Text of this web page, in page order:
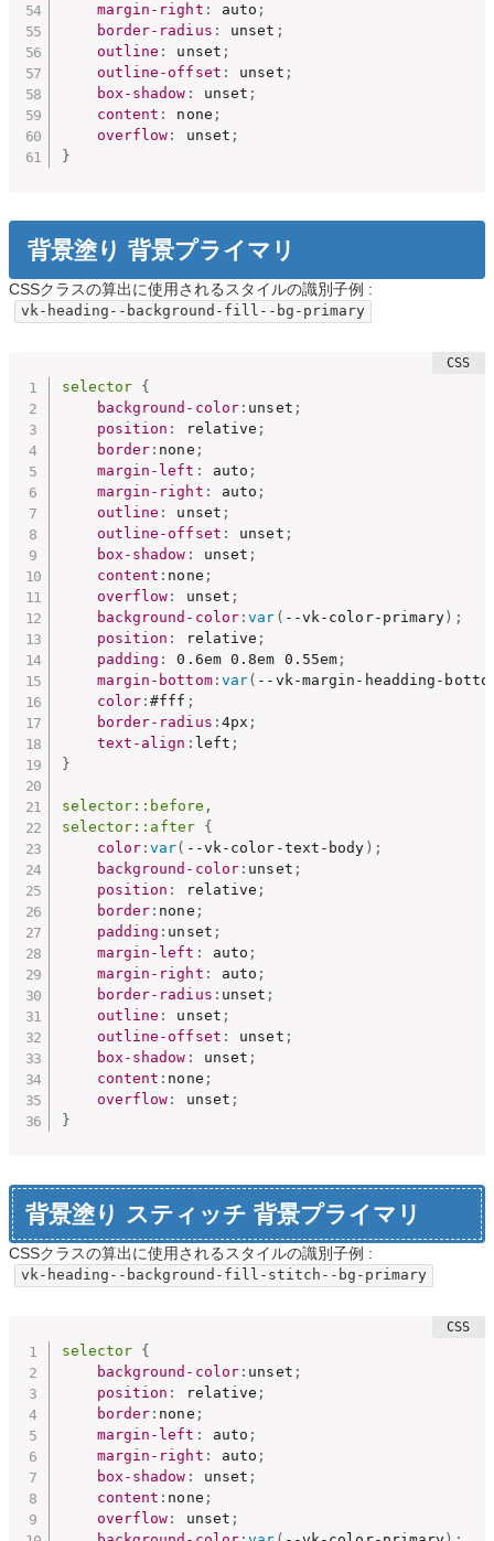
margin-right : auto ;
border-radius : unset ;
outline : unset ;
outline-offset : unset ;
box-shadow : unset ;
content : none ;
overflow : unset ;
}
背景塗り 背景プライマリ
CSSクラスの算出に使用されるスタイルの識別子例 :
vk-heading--background-fill--bg-primary
selector {
background-color : unset ;
position : relative ;
border : none ;
margin-left : auto ;
margin-right : auto ;
outline : unset ;
outline-offset : unset ;
box-shadow : unset ;
content : none ;
overflow : unset ;
background-color :var ( --vk-color-primary ) ;
position : relative ;
padding : 0.6em 0.8em 0.55em ;
margin-bottom: var( --vk-margin-headding-
color :#fff ;
border-radius : 4px ;
text-align : left ;
}
selector::before,
selector::after {
color :var( --vk-color-text-body ) ;
background-color : unset ;
position : relative ;
border : none ;
padding : unset ;
margin-left : auto ;
margin-right : auto ;
border-radius : unset ;
outline : unset ;
outline-offset : unset ;
box-shadow : unset ;
content : none ;
overflow : unset ;
}
背景塗り スティッチ 背景プライマリ
CSSクラスの算出に使用されるスタイルの識別子例 :
vk-heading--background-fill-stitch--bg-primary
selector {
background-color : unset ;
position : relative ;
border : none ;
margin-left : auto ;
margin-right : auto ;
box-shadow : unset ;
content : none ;
overflow : unset ;